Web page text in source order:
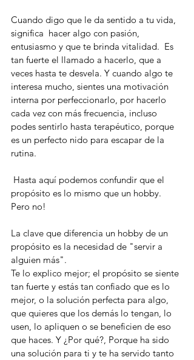
Cuando digo que le da sentido a tu vida,
significa  hacer algo con pasión,
entusiasmo y que te brinda vitalidad.  Es
tan fuerte el llamado a hacerlo, que a
veces hasta te desvela. Y cuando algo te
interesa mucho, sientes una motivación
interna por perfeccionarlo, por hacerlo
cada vez con más frecuencia, incluso
podes sentirlo hasta terapéutico, porque
es un perfecto nido para escapar de la
rutina.
propósito es lo mismo que un hobby.
Pero no!
La clave que diferencia un hobby de un
propósito es la necesidad de "servir a
alguien más".
Te lo explico mejor; el propósito se siente
tan fuerte y estás tan confiado que es lo
mejor, o la solución perfecta para algo,
que quieres que los demás lo tengan, lo
usen, lo apliquen o se beneficien de eso
que haces. Y ¿Por qué?, Porque ha sido
una solución para ti y te ha servido tanto